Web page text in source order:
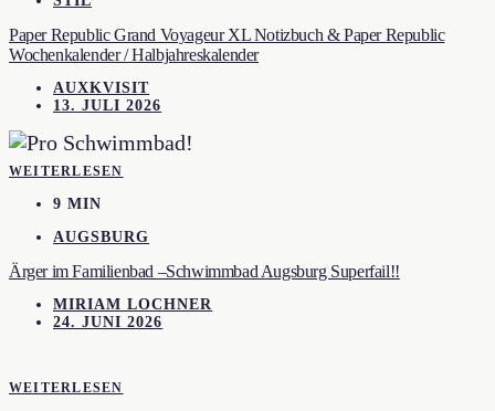
Paper Republic Grand Voyageur XL Notizbuch & Paper Republic
Wochenkalender / Halbjahreskalender
AUXKVISIT
13. JULI 2026
WEITERLESEN
9 MIN
AUGSBURG
Ärger im Familienbad –Schwimmbad Augsburg Superfail!!
MIRIAM LOCHNER
24. JUNI 2026
WEITERLESEN